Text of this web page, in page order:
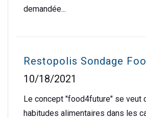
demandée...
Restopolis Sondage
10/18/2021
Le concept "food4future" se veut
habitudes alimentaires dans les